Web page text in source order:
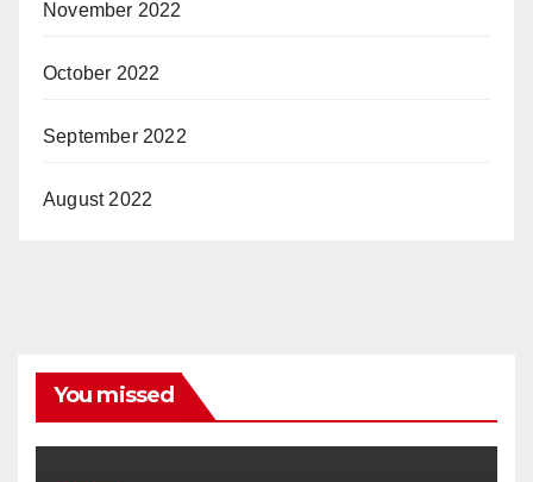
November 2022
October 2022
September 2022
August 2022
You missed